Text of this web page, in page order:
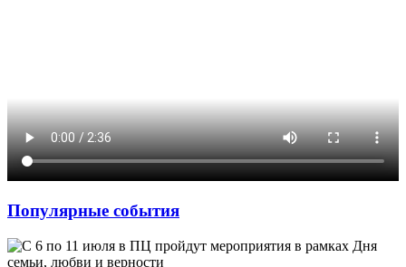
Популярные события